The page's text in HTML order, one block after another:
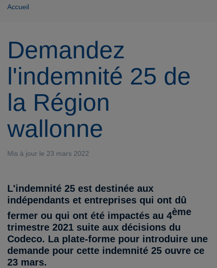
Accueil
Demandez
l'indemnité 25 de
la Région
wallonne
Mis à jour le 23 mars 2022
L'indemnité 25 est destinée aux
indépendants et entreprises qui ont dû
fermer ou qui ont été impactés au 4ème
trimestre 2021 suite aux décisions du
Codeco. La plate-forme pour introduire une
demande pour cette indemnité 25 ouvre ce
23 mars.